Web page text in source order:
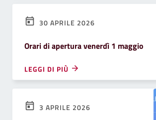
30 APRILE 2026
Orari di apertura venerdì 1 maggio
LEGGI DI PIÙ
3 APRILE 2026